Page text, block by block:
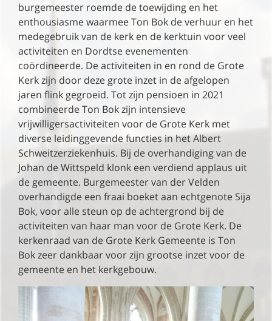
burgemeester roemde de toewijding en het
enthousiasme waarmee Ton Bok de verhuur en het
medegebruik van de kerk en de kerktuin voor veel
activiteiten en Dordtse evenementen
coördineerde. De activiteiten in en rond de Grote
Kerk zijn door deze grote inzet in de afgelopen
jaren flink gegroeid. Tot zijn pensioen in 2021
combineerde Ton Bok zijn intensieve
vrijwilligersactiviteiten voor de Grote Kerk met
diverse leidinggevende functies in het Albert
Schweitzerziekenhuis. Bij de overhandiging van de
Johan de Wittspeld klonk een verdiend applaus uit
de gemeente. Burgemeester van der Velden
overhandigde een fraai boeket aan echtgenote Sija
Bok, voor alle steun op de achtergrond bij de
activiteiten van haar man voor de Grote Kerk. De
kerkenraad van de Grote Kerk Gemeente is Ton
Bok zeer dankbaar voor zijn grootse inzet voor de
gemeente en het kerkgebouw.